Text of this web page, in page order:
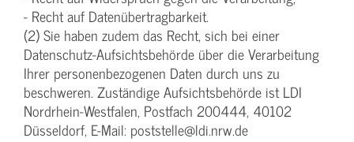
- Recht auf Datenübertragbarkeit.
(2) Sie haben zudem das Recht, sich bei einer
Datenschutz-Aufsichtsbehörde über die Verarbeitung
Ihrer personenbezogenen Daten durch uns zu
beschweren. Zuständige Aufsichtsbehörde ist LDI
Nordrhein-Westfalen, Postfach 200444, 40102
Düsseldorf, E-Mail: poststelle@ldi.nrw.de